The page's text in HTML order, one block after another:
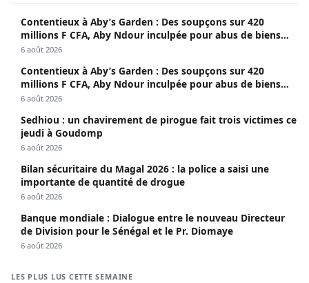
Contentieux à Aby’s Garden : Des soupçons sur 420
millions F CFA, Aby Ndour inculpée pour abus de biens
sociaux
6 août 2026
Contentieux à Aby’s Garden : Des soupçons sur 420
millions F CFA, Aby Ndour inculpée pour abus de biens
sociaux
6 août 2026
Sedhiou : un chavirement de pirogue fait trois victimes ce
jeudi à Goudomp
6 août 2026
Bilan sécuritaire du Magal 2026 : la police a saisi une
importante de quantité de drogue
6 août 2026
Banque mondiale : Dialogue entre le nouveau Directeur
de Division pour le Sénégal et le Pr. Diomaye
6 août 2026
LES PLUS LUS CETTE SEMAINE